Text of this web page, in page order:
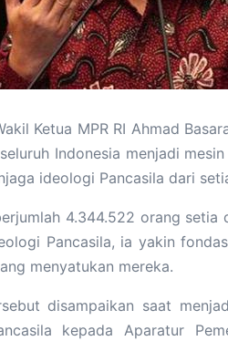
Ketua MPR RI Ahmad
Indonesia menjadi
ideologi Pancasila dari
4.344.522 orang
Pancasila, ia yakin
menyatukan mereka.
disampaikan saat
kepada Aparatur